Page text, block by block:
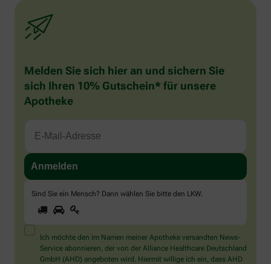
Melden Sie sich hier an und sichern Sie
sich Ihren 10% Gutschein* für unsere
Apotheke
Sind Sie ein Mensch? Dann wählen Sie bitte den LKW.
Sind
Sie
ein
Mensch?
Dann
wählen
1 2
Ich möchte den im Namen meiner Apotheke versandten News-
Service abonnieren, der von der Alliance Healthcare Deutschland
GmbH (AHD) angeboten wird. Hiermit willige ich ein, dass AHD